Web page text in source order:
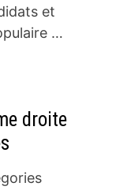
et
…
droite